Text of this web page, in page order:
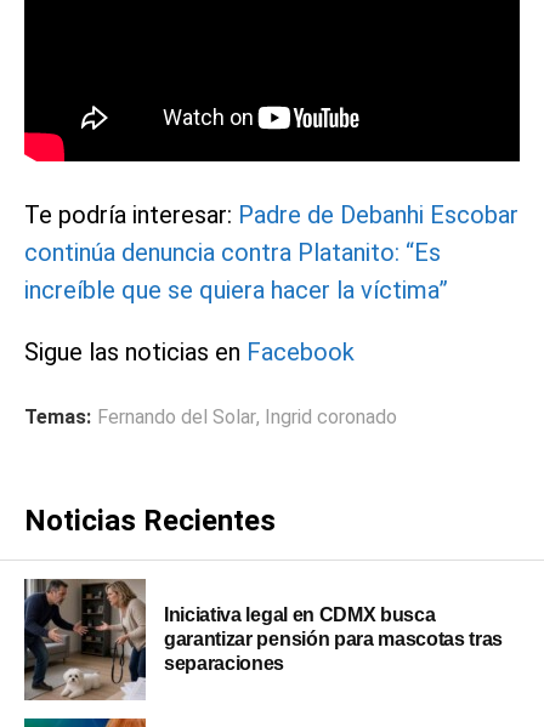
Te podría interesar: Padre de Debanhi Escobar
continúa denuncia contra Platanito: “Es
increíble que se quiera hacer la víctima”
Sigue las noticias en Facebook
Temas: Fernando del Solar, Ingrid coronado
Noticias Recientes
Iniciativa legal en CDMX busca
garantizar pensión para mascotas tras
separaciones